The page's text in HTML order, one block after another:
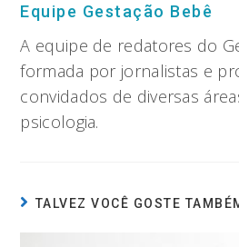
Equipe Gestação Bebê
A equipe de redatores do
formada por jornalistas e
convidados de diversas
psicologia.
TALVEZ VOCÊ GOSTE